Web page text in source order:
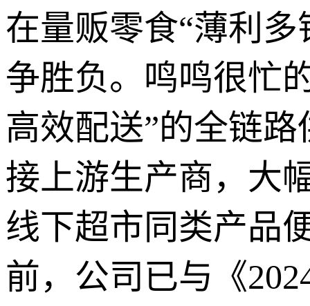
在量贩零食“薄利
争胜负。鸣鸣很忙
高效配送”的全链
接上游生产商，大
线下超市同类产品
前，公司已与《